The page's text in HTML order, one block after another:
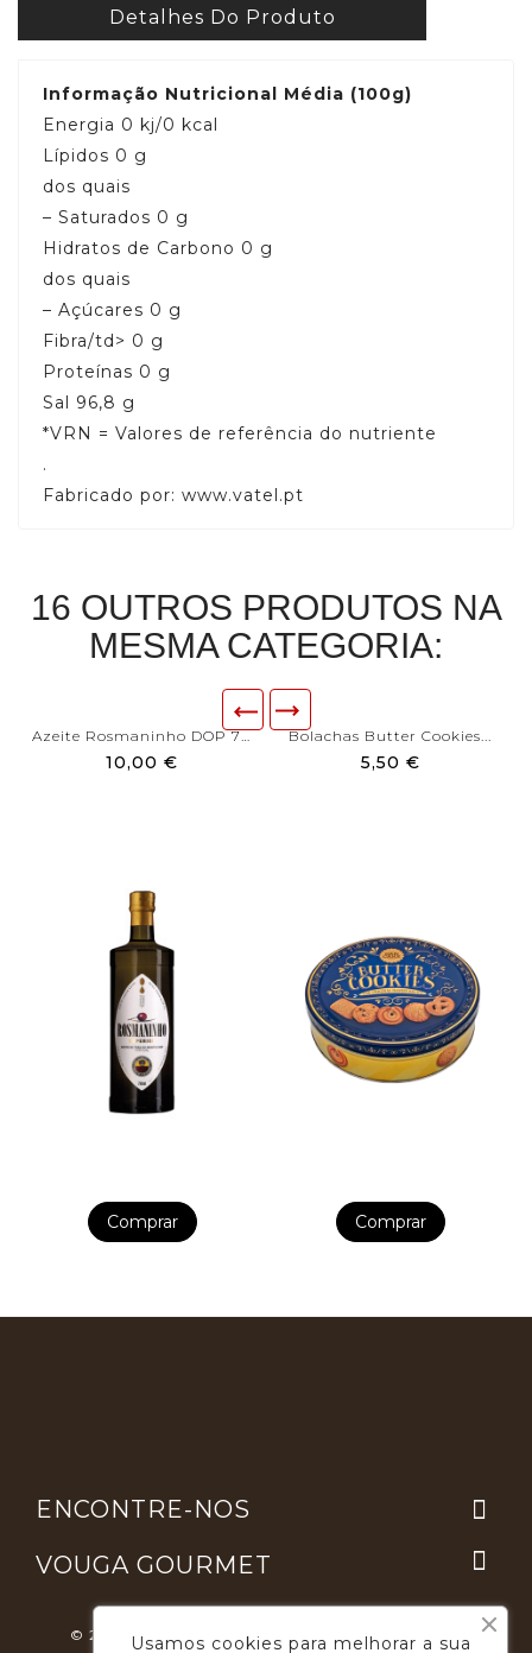
Detalhes Do Produto
Informação Nutricional Média (100g)
Energia 0 kj/0 kcal
Lípidos 0 g
dos quais
– Saturados 0 g
Hidratos de Carbono 0 g
dos quais
– Açúcares 0 g
Fibra/td> 0 g
Proteínas 0 g
Sal 96,8 g
*VRN = Valores de referência do nutriente
.
Fabricado por: www.vatel.pt
16 OUTROS PRODUTOS NA
MESMA CATEGORIA:
Azeite Rosmaninho DOP 75cl...
10,00 €
Comprar
Bolachas Butter Cookies...
5,50 €
Comprar
ENCONTRE-NOS 
VOUGA GOURMET 
© 2026 - Desenvolvimento E Suporte: Webfeel.pt
Usamos cookies para melhorar a sua